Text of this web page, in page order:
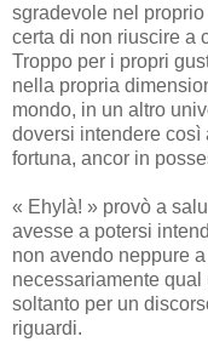
sgradevole nel
certa di non riuscire a
Troppo per i propri
nella propria
mondo, in un altro
doversi intendere così
fortuna, ancor in
« Ehylà! » provò a
avesse a potersi
non avendo neppure
necessariamente qual
soltanto per un
riguardi.